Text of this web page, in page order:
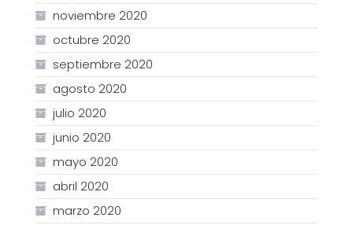
noviembre 2020
octubre 2020
septiembre 2020
agosto 2020
julio 2020
junio 2020
mayo 2020
abril 2020
marzo 2020